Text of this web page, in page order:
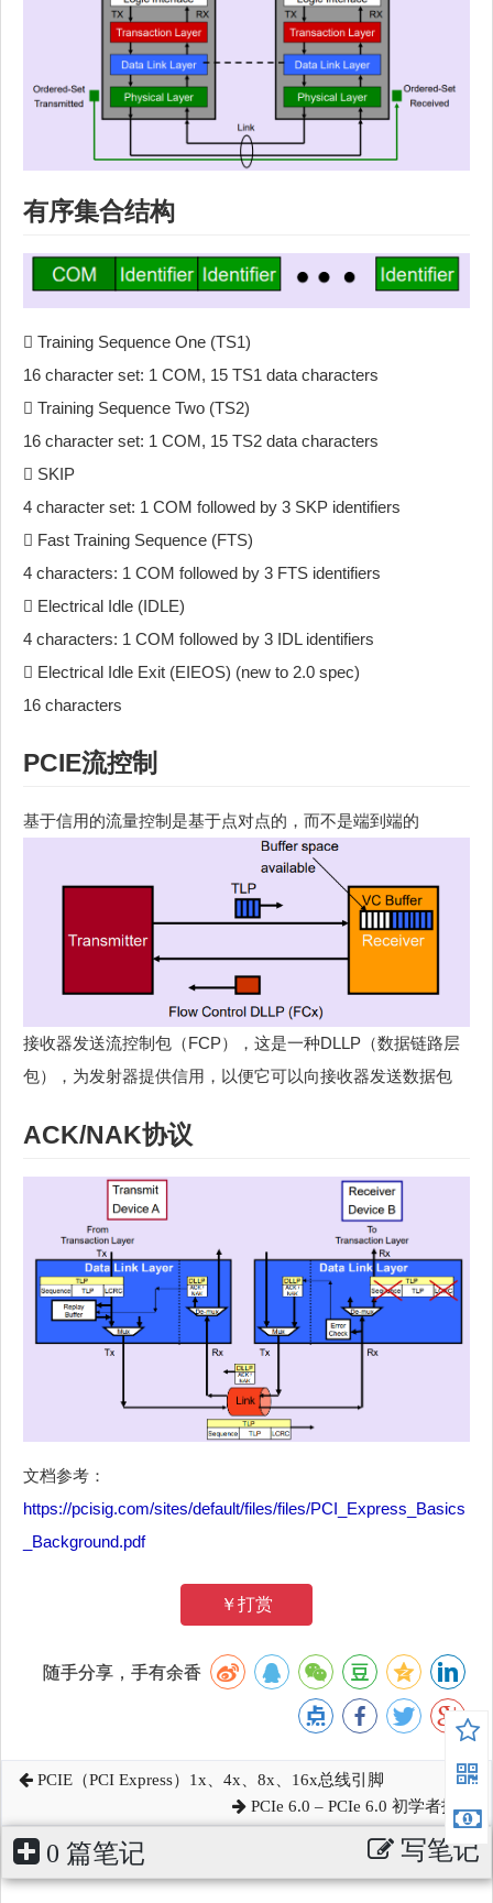
有序集合结构
 Training Sequence One (TS1)
16 character set: 1 COM, 15 TS1 data characters
 Training Sequence Two (TS2)
16 character set: 1 COM, 15 TS2 data characters
 SKIP
4 character set: 1 COM followed by 3 SKP identifiers
 Fast Training Sequence (FTS)
4 characters: 1 COM followed by 3 FTS identifiers
 Electrical Idle (IDLE)
4 characters: 1 COM followed by 3 IDL identifiers
 Electrical Idle Exit (EIEOS) (new to 2.0 spec)
16 characters
PCIE流控制
基于信用的流量控制是基于点对点的，而不是端到端的
接收器发送流控制包（FCP），这是一种DLLP（数据链路层
包），为发射器提供信用，以便它可以向接收器发送数据包
ACK/NAK协议
文档参考：
https://pcisig.com/sites/default/files/files/PCI_Express_Basics
_Background.pdf
￥打赏
随手分享，手有余香
PCIE（PCI Express）1x、4x、8x、16x总线引脚
PCIe 6.0 – PCIe 6.0 初学者指南
0 篇笔记 写笔记